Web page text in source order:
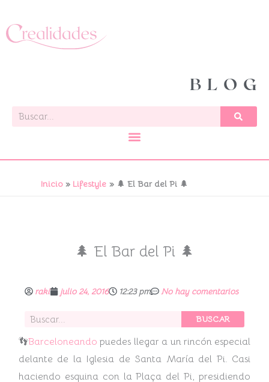
al
contenido
BLOG
Buscar
Inicio Lifestyle 🌲 El Bar del Pi 🌲
🌲 El Bar del Pi 🌲
raki julio 24, 2016 12:23 pm No hay comentarios
Buscar BUSCAR
👣Barceloneando puedes llegar a un rincón especial
delante de la Iglesia de Santa María del Pi. Casi
haciendo esquina con la Plaça del Pi, presidiendo